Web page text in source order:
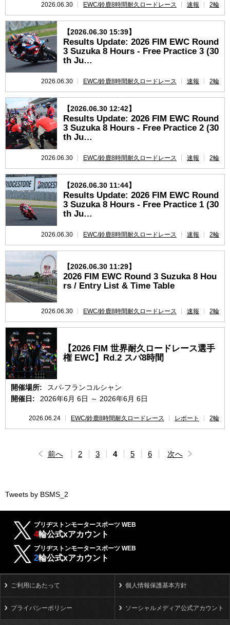
2026.06.30 EWC/鈴鹿8時間耐久ロードレース 速報 2輪
【2026.06.30 15:39】
Results Update: 2026 FIM EWC Round
3 Suzuka 8 Hours - Free Practice 3 (30
th Ju…
2026.06.30 EWC/鈴鹿8時間耐久ロードレース 速報 2輪
【2026.06.30 12:42】
Results Update: 2026 FIM EWC Round
3 Suzuka 8 Hours - Free Practice 2 (30
th Ju…
2026.06.30 EWC/鈴鹿8時間耐久ロードレース 速報 2輪
【2026.06.30 11:44】
Results Update: 2026 FIM EWC Round
3 Suzuka 8 Hours - Free Practice 1 (30
th Ju…
2026.06.30 EWC/鈴鹿8時間耐久ロードレース 速報 2輪
【2026.06.30 11:29】
2026 FIM EWC Round 3 Suzuka 8 Hou
rs / Entry List & Time Table
2026.06.30 EWC/鈴鹿8時間耐久ロードレース 速報 2輪
【2026 FIM 世界耐久ロードレース選手
権 EWC】Rd.2 スパ8時間
開催場所:
スパ-フランコルシャン
開催日:
2026年6月 6日 ～ 2026年6月 6日
2026.06.24 EWC/鈴鹿8時間耐久ロードレース レポート 2輪
前へ 2 3 4 5 6 次へ
Tweets by BSMS_2
ブリヂストンモータースポーツ WEB
4輪公式xアカウント
ブリヂストンモータースポーツ WEB
2輪公式xアカウント
ご利用にあたって 個人情報保護基本方針
プライバシーポリシー ソーシャルメディア公式アカウント